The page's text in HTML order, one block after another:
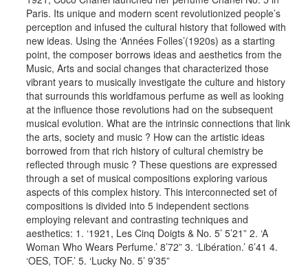
Paris. Its unique and modern scent revolutionized people’s
perception and infused the cultural history that followed with
new ideas. Using the ‘Années Folles’(1920s) as a starting
point, the composer borrows ideas and aesthetics from the
Music, Arts and social changes that characterized those
vibrant years to musically investigate the culture and history
that surrounds this worldfamous perfume as well as looking
at the influence those revolutions had on the subsequent
musical evolution. What are the intrinsic connections that link
the arts, society and music ? How can the artistic ideas
borrowed from that rich history of cultural chemistry be
reflected through music ? These questions are expressed
through a set of musical compositions exploring various
aspects of this complex history. This interconnected set of
compositions is divided into 5 independent sections
employing relevant and contrasting techniques and
aesthetics: 1. ‘1921, Les Cinq Doigts & No. 5’ 5’21” 2. ‘A
Woman Who Wears Perfume.’ 8’72” 3. ‘Libération.’ 6’41 4.
‘OES, TOF.’ 5. ‘Lucky No. 5’ 9’35”